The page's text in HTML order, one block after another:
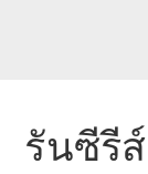
รันซีรีส์